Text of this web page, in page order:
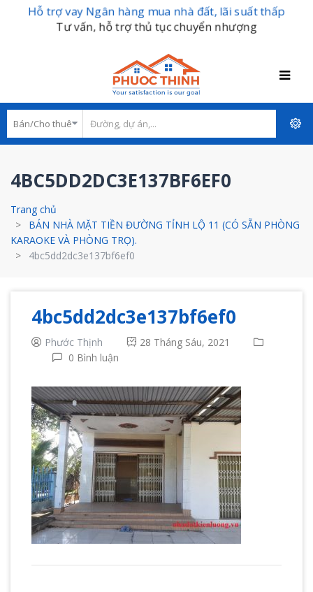
Hỗ trợ vay Ngân hàng mua nhà đất, lãi suất thấp
Tư vấn, hỗ trợ thủ tục chuyển nhượng
4BC5DD2DC3E137BF6EF0
Trang chủ
BÁN NHÀ MẶT TIỀN ĐƯỜNG TỈNH LỘ 11 (CÓ SẴN PHÒNG
KARAOKE VÀ PHÒNG TRỌ).
4bc5dd2dc3e137bf6ef0
4bc5dd2dc3e137bf6ef0
Phước Thịnh
28 Tháng Sáu, 2021
0 Bình luận